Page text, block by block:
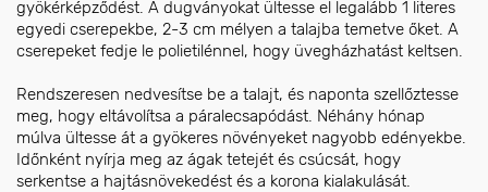
gyökérképződést. A dugványokat ültesse el legalább 1 literes
egyedi cserepekbe, 2-3 cm mélyen a talajba temetve őket. A
cserepeket fedje le polietilénnel, hogy üvegházhatást keltsen.
Rendszeresen nedvesítse be a talajt, és naponta szellőztesse
meg, hogy eltávolítsa a páralecsapódást. Néhány hónap
múlva ültesse át a gyökeres növényeket nagyobb edényekbe.
Időnként nyírja meg az ágak tetejét és csúcsát, hogy
serkentse a hajtásnövekedést és a korona kialakulását.